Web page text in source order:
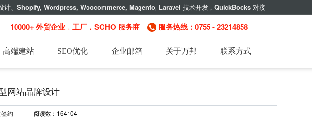
、 Shopify, Wordpress, Woocommerce, Magento, Laravel 技术开发， QuickBooks对接
10000+ 外贸企业，工厂，SOHO 服务商 服务热线：0755 - 23214858
高端建站 SEO优化 企业邮箱 关于万邦 联系方式
网站品牌设计
约 阅读数：164104